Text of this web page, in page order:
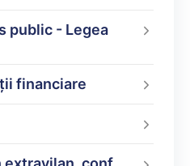
public - Legea
financiare